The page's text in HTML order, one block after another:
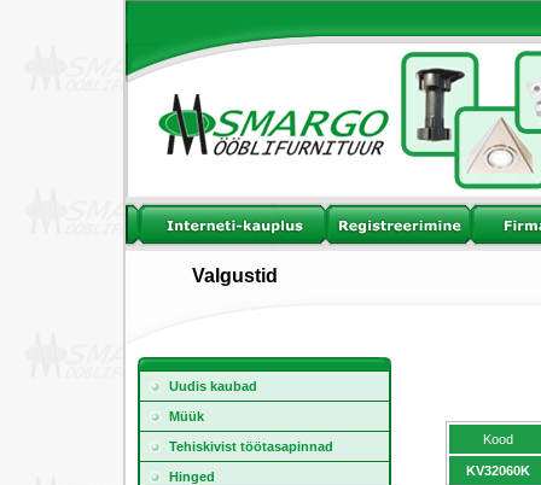
Valgustid
Uudis kaubad
Müük
Tehiskivist töötasapinnad
Hinged
Kood
KV32060K